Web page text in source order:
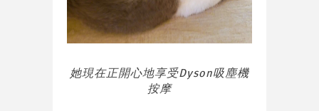
她現在正開心地享受Dyson吸塵機
按摩